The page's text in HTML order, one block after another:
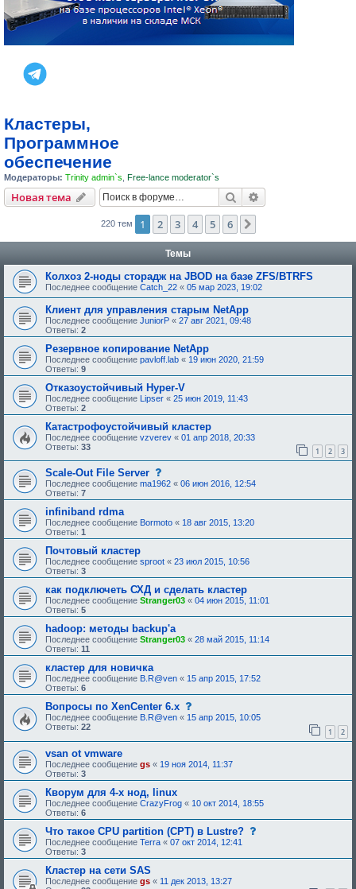
Кластеры,
Программное
обеспечение
Модераторы: Trinity admin`s Free-lance moderator`s
Новая тема Поиск
220 тем 1 2 3 4 5 6
Темы
Колхоз 2-ноды сторадж на JBOD на базе ZFS/BTRFS
Последнее сообщение Catch_22 « 05 мар 2023, 19:02
Клиент для управления старым NetApp
Последнее сообщение JuniorP « 27 авг 2021, 09:48
Ответы: 2
Резервное копирование NetApp
Последнее сообщение pavloff.lab « 19 июн 2020, 21:59
Ответы: 9
Отказоустойчивый Hyper-V
Последнее сообщение Lipser « 25 июн 2019, 11:43
Ответы: 2
Катастрофоустойчивый кластер
Последнее сообщение vzverev « 01 апр 2018, 20:33
Ответы: 33 1 2 3
Scale-Out File Server
о
о
б
е
н
и
т
р
б
у
щ
е
е
б
н
и
Последнее сообщение ma1962 « 06 июн 2016, 12:54
Ответы: 7
infiniband rdma
Последнее сообщение Bormoto « 18 авг 2015, 13:20
Ответы: 1
Почтовый кластер
Последнее сообщение sproot « 23 июл 2015, 10:56
Ответы: 3
как подключеть СХД и сделать кластер
Последнее сообщение Stranger03 « 04 июн 2015, 11:01
Ответы: 5
hadoop: методы backup'a
Последнее сообщение Stranger03 « 28 май 2015, 11:14
Ответы: 11
кластер для новичка
Последнее сообщение B.R@ven « 15 апр 2015, 17:52
Ответы: 6
Вопросы по XenCenter 6.x
о
о
щ
н
е
т
р
е
б
у
ю
щ
е
о
Последнее сообщение B.R@ven « 15 апр 2015, 10:05
Ответы: 22 1 2
vsan ot vmware
Последнее сообщение gs « 19 ноя 2014, 11:37
Ответы: 3
Кворум для 4-х нод, linux
Последнее сообщение CrazyFrog « 10 окт 2014, 18:55
Ответы: 6
Что такое CPU partition (CPT) в Lustre?
б
Последнее сообщение Terra « 07 окт 2014, 12:41
Ответы: 3
Кластер на сети SAS
Последнее сообщение gs « 11 дек 2013, 13:27